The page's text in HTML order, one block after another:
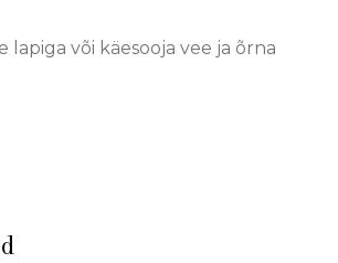
lapiga või käesooja vee ja õrna